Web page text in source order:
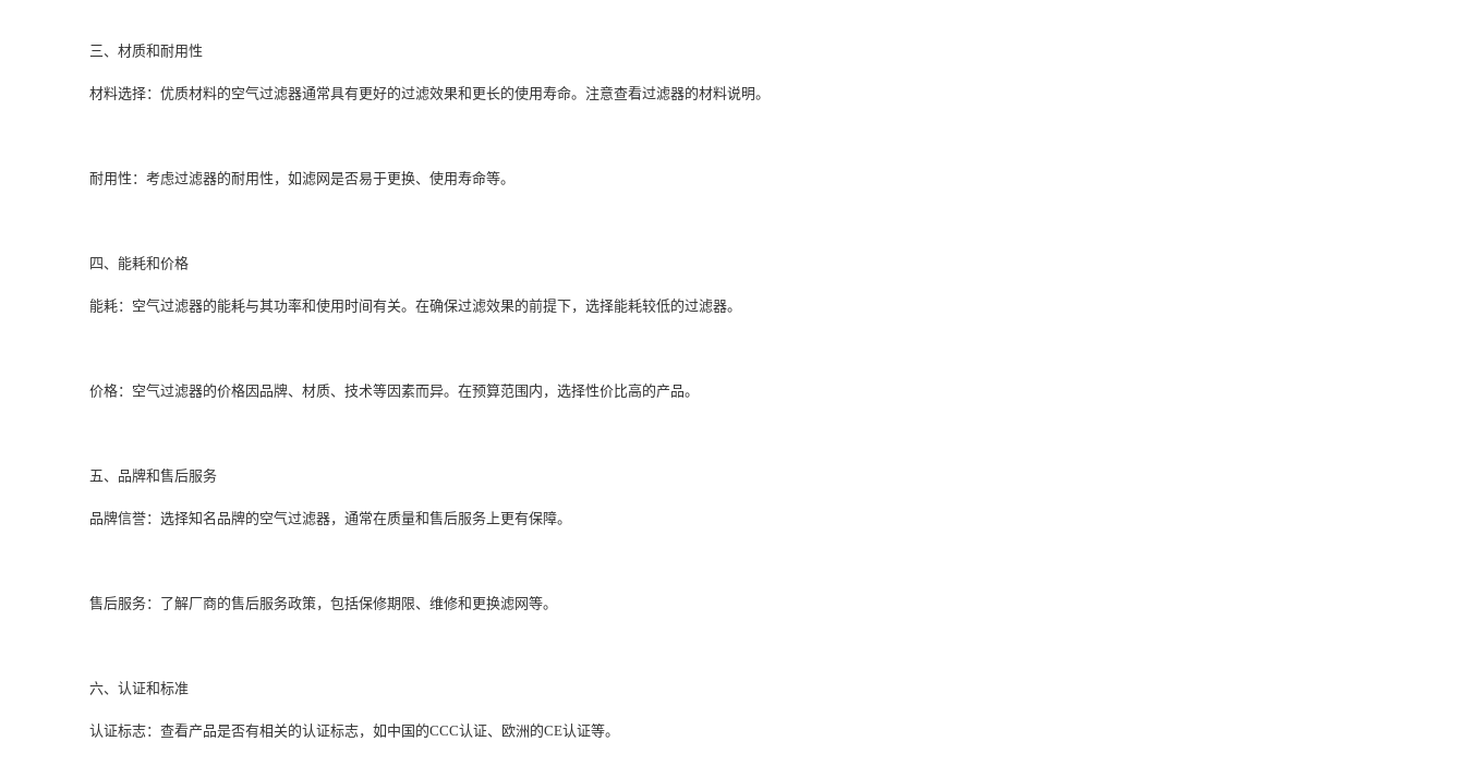
三、材质和耐用性
材料选择：优质材料的空气过滤器通常具有更好的过滤效果和更长的使用寿命。注意查看过滤器的材料说明。
耐用性：考虑过滤器的耐用性，如滤网是否易于更换、使用寿命等。
四、能耗和价格
能耗：空气过滤器的能耗与其功率和使用时间有关。在确保过滤效果的前提下，选择能耗较低的过滤器。
价格：空气过滤器的价格因品牌、材质、技术等因素而异。在预算范围内，选择性价比高的产品。
五、品牌和售后服务
品牌信誉：选择知名品牌的空气过滤器，通常在质量和售后服务上更有保障。
售后服务：了解厂商的售后服务政策，包括保修期限、维修和更换滤网等。
六、认证和标准
认证标志：查看产品是否有相关的认证标志，如中国的CCC认证、欧洲的CE认证等。